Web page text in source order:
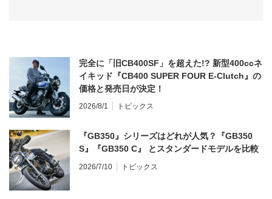
完全に「旧CB400SF」を超えた!? 新型400ccネ
イキッド『CB400 SUPER FOUR E-Clutch』の
価格と発売日が決定！
2026/8/1 トピックス
『GB350』シリーズはどれが人気？『GB350
S』『GB350 C』 とスタンダードモデルを比較
2026/7/10 トピックス